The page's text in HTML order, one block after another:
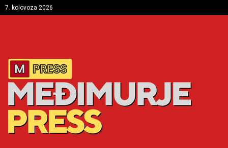
7. kolovoza 2026